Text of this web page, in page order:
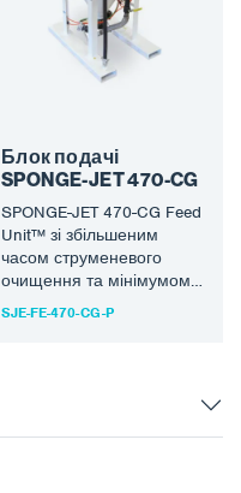
Блок подачі
SPONGE-JET 470-CG
SPONGE-JET 470-CG Feed
Unit™ зі збільшеним
часом струменевого
очищення та мінімумом
додаткових функцій. Цей
SJE-FE-470-CG-P